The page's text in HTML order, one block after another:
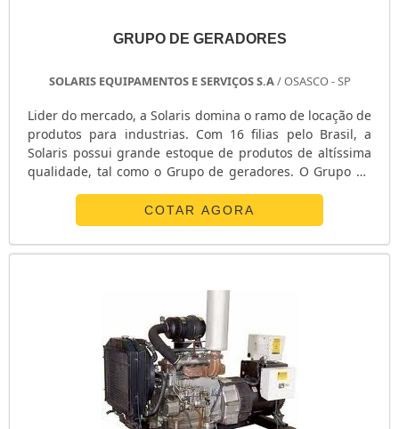
GRUPO DE GERADORES
SOLARIS EQUIPAMENTOS E SERVIÇOS S.A/ OSASCO - SP
Lider do mercado, a Solaris domina o ramo de locação de
produtos para industrias. Com 16 filias pelo Brasil, a
Solaris possui grande estoque de produtos de altíssima
qualidade, tal como o Grupo de geradores. O Grupo de
geradores tem como objetivo atender as mais diversas
necessidades de seus clientes. Para mais informações
sobre o Grupo de geradores, a Solaris está à disposição
para elucidar qualquer dúvida pendente. Solicite agora
COTAR AGORA